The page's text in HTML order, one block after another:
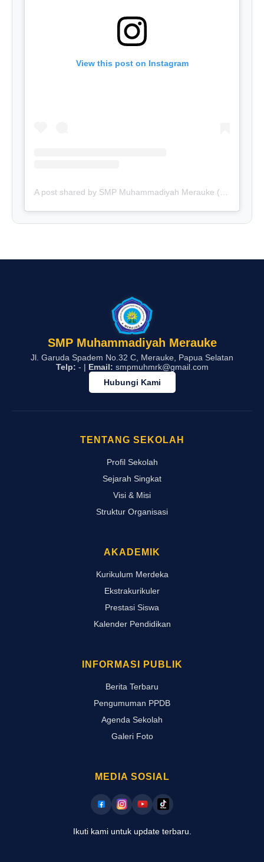
View this post on Instagram
SMP Muhammadiyah Merauke
Jl. Garuda Spadem No.32 C, Merauke, Papua Selatan
Telp: - | Email: smpmuhmrk@gmail.com
Hubungi Kami
TENTANG SEKOLAH
Profil Sekolah
Sejarah Singkat
Visi & Misi
Struktur Organisasi
AKADEMIK
Kurikulum Merdeka
Ekstrakurikuler
Prestasi Siswa
Kalender Pendidikan
INFORMASI PUBLIK
Berita Terbaru
Pengumuman PPDB
Agenda Sekolah
Galeri Foto
MEDIA SOSIAL
Ikuti kami untuk update terbaru.